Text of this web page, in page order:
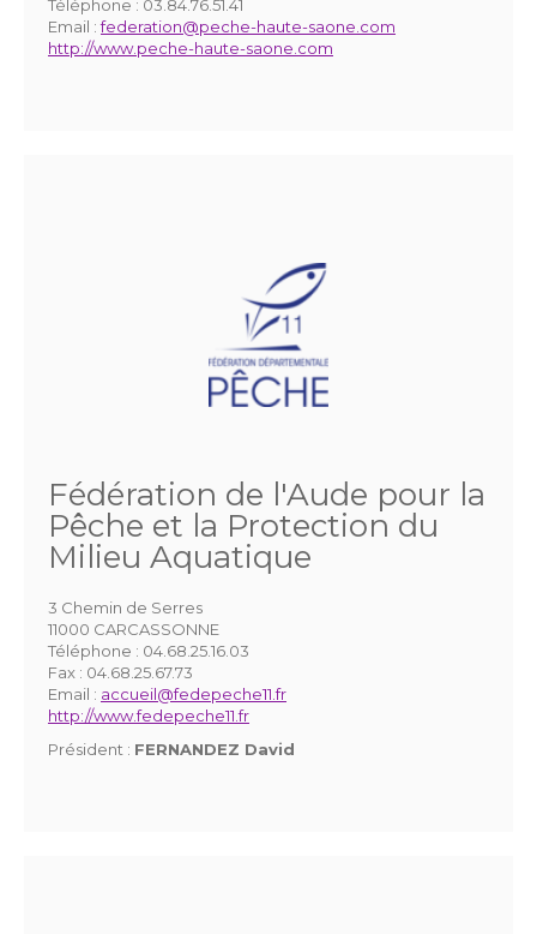
Téléphone : 03.84.76.51.41
Email :federation@peche-haute-saone.com
http://www.peche-haute-saone.com
Fédération de l'Aude pour la
Pêche et la Protection du
Milieu Aquatique
3 Chemin de Serres
11000 CARCASSONNE
Téléphone : 04.68.25.16.03
Fax : 04.68.25.67.73
Email : accueil@fedepeche11.fr
http://www.fedepeche11.fr
Président : FERNANDEZ David